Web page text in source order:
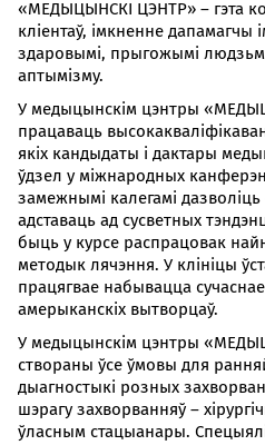
«МЕДЫЦЫНСКІ ЦЭНТР» – гэта
кліентаў, імкненне дапамагчы
здаровымі, прыгожымі
аптымізму.
У медыцынскім цэнтры
працаваць
якіх кандыдаты і дактары
ўдзел у міжнародных
замежнымі калегамі
адставаць ад сусветных
быць у курсе распрацовак
методык лячэння. У клініцы
працягвае набывацца
амерыканскіх вытворцаў.
У медыцынскім цэнтры
створаны ўсе ўмовы для
дыагностыкі розных
шэрагу захворванняў –
ўласным стацыанары.